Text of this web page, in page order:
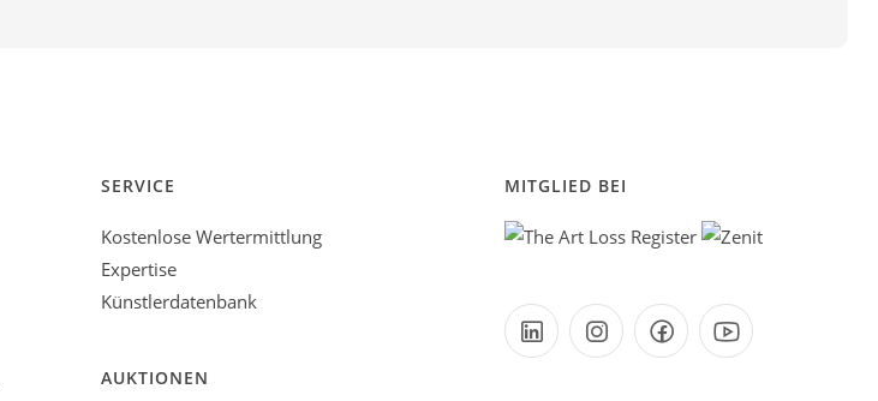
SERVICE
Kostenlose Wertermittlung
Expertise
Künstlerdatenbank
AUKTIONEN
MITGLIED BEI